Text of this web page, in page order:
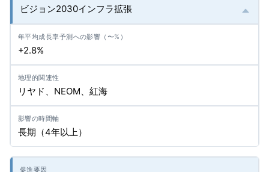
ビジョン2030インフラ拡張
+2.8%
リヤド、NEOM、紅海
長期（4年以上）